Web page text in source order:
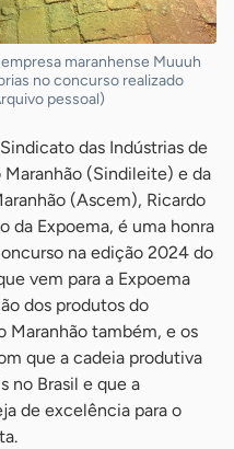
maranhense Muuuh
no concurso realizado
pessoal)
das Indústrias de
Maranhão (Sindileite) e da
(Ascem), Ricardo
da Expoema, é uma honra
na edição 2024 do
vem para a Expoema
dos produtos do
Maranhão também, e os
que a cadeia produtiva
no Brasil e que a
de excelência para o